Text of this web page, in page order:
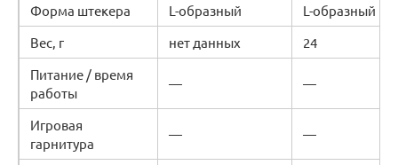
Форма штекера
L-образный
L-образный
Вес, г
нет данных
24
Питание / время
работы
— —
Игровая
гарнитура
— —